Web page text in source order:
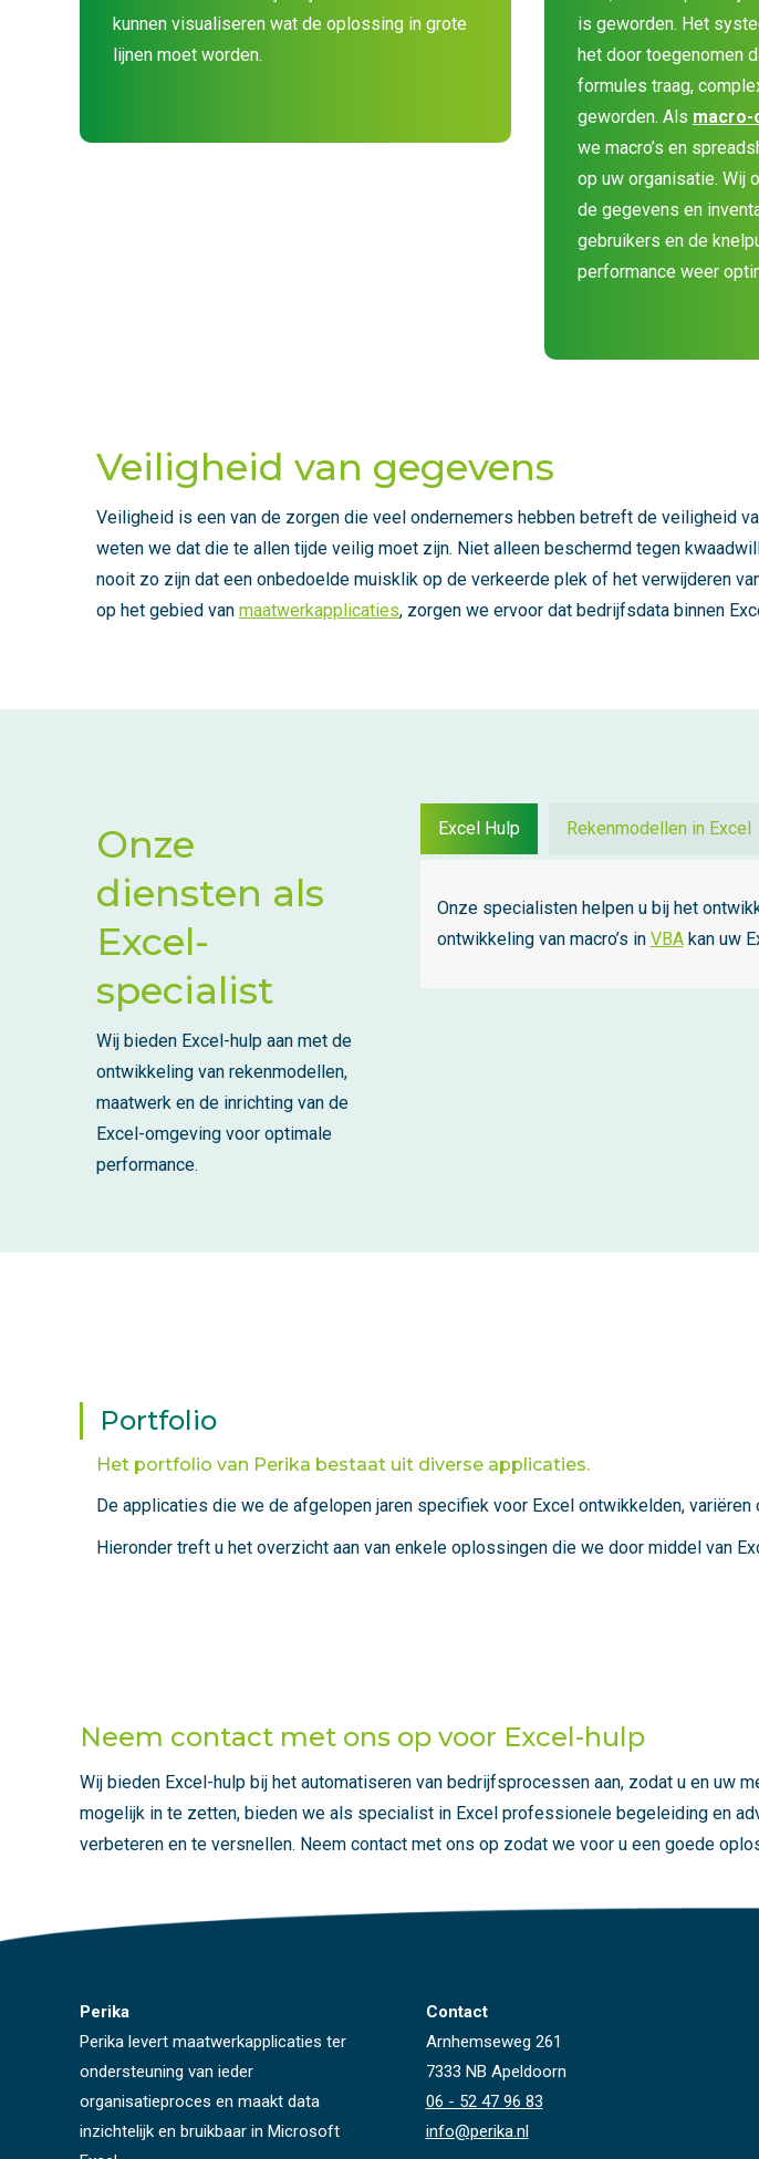
kunnen visualiseren wat de oplossing in grote
lijnen moet worden.
is geworden. Het
het door toegenomen
formules traag,
geworden. Als macro-
we macro’s en
op uw organisatie. Wij
de gegevens en
gebruikers en de
performance weer
Veiligheid van gegevens
Veiligheid is een van de zorgen die veel ondernemers hebben betreft de veiligheid
weten we dat die te allen tijde veilig moet zijn. Niet alleen beschermd tegen
nooit zo zijn dat een onbedoelde muisklik op de verkeerde plek of het verwijderen
op het gebied van maatwerkapplicaties, zorgen we ervoor dat bedrijfsdata binnen
Onze
diensten als
Excel-
specialist
Wij bieden Excel-hulp aan met de
ontwikkeling van rekenmodellen,
maatwerk en de inrichting van de
Excel-omgeving voor optimale
performance.
Excel Hulp Rekenmodellen in Excel
Onze specialisten helpen u bij het
ontwikkeling van macro’s in VBAkan uw
Portfolio
Het portfolio van Perika bestaat uit diverse applicaties.
De applicaties die we de afgelopen jaren specifiek voor Excel ontwikkelden, variëren
Hieronder treft u het overzicht aan van enkele oplossingen die we door middel van
Neem contact met ons op voor Excel-hulp
Wij bieden Excel-hulp bij het automatiseren van bedrijfsprocessen aan, zodat u en uw
mogelijk in te zetten, bieden we als specialist in Excel professionele begeleiding en
verbeteren en te versnellen. Neem contact met ons op zodat we voor u een goede
Perika
Perika levert maatwerkapplicaties ter
ondersteuning van ieder
organisatieproces en maakt data
inzichtelijk en bruikbaar in Microsoft
Contact
Arnhemseweg 261
7333 NB Apeldoorn
06 - 52 47 96 83
info@perika.nl